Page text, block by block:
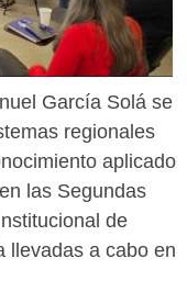
García Solá se
regionales
aplicado
las Segundas
de
llevadas a cabo en